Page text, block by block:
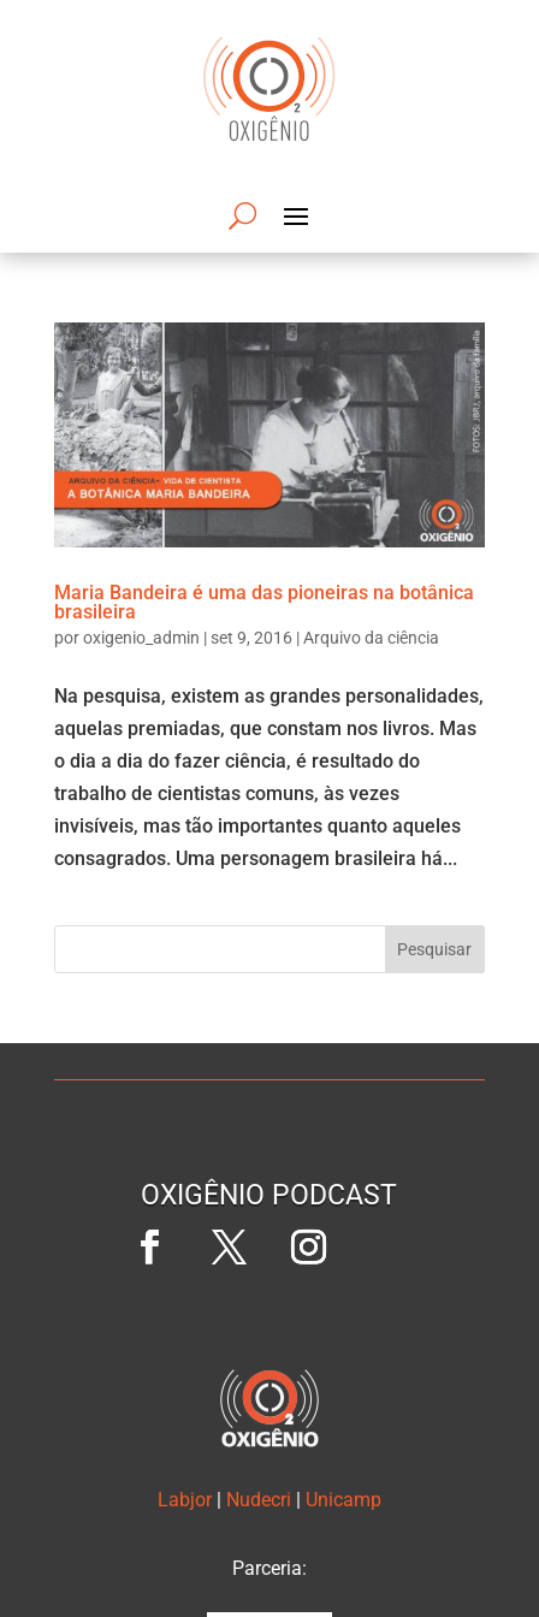
Maria Bandeira é uma das pioneiras na botânica
brasileira
poroxigenio_admin | set 9, 2016|Arquivo da ciência
Na pesquisa, existem as grandes personalidades,
aquelas premiadas, que constam nos livros. Mas
o dia a dia do fazer ciência, é resultado do
trabalho de cientistas comuns, às vezes
invisíveis, mas tão importantes quanto aqueles
consagrados. Uma personagem brasileira há...
OXIGÊNIO PODCAST
Labjor Nudecri Unicamp
Parceria: